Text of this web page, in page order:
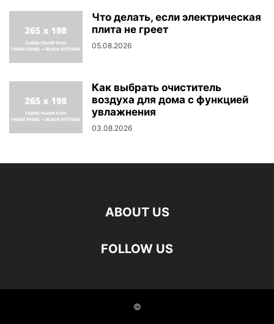
Что делать, если электрическая
плита не греет
05.08.2026
Как выбрать очиститель
воздуха для дома с функцией
увлажнения
03.08.2026
ABOUT US
FOLLOW US
©